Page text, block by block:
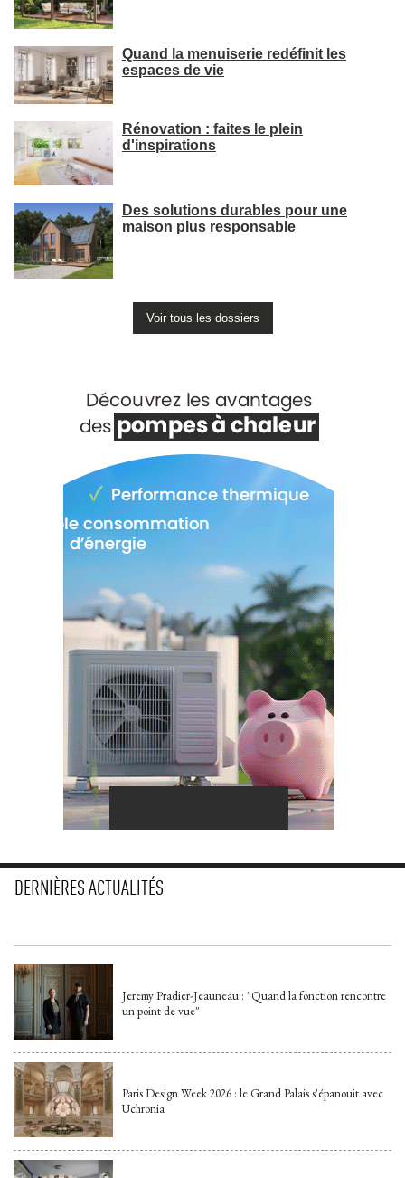
Quand la menuiserie redéfinit les
espaces de vie
Rénovation : faites le plein
d'inspirations
Des solutions durables pour une
maison plus responsable
Voir tous les dossiers
DERNIÈRES ACTUALITÉS
Jeremy Pradier-Jeauneau : "Quand la fonction rencontre
un point de vue"
Paris Design Week 2026 : le Grand Palais s'épanouit avec
Uchronia